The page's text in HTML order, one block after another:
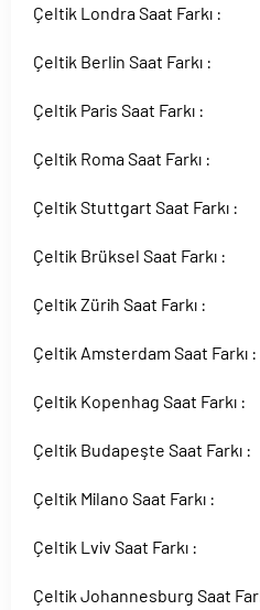
Çeltik Londra Saat Farkı :
Çeltik Berlin Saat Farkı :
Çeltik Paris Saat Farkı :
Çeltik Roma Saat Farkı :
Çeltik Stuttgart Saat Farkı :
Çeltik Brüksel Saat Farkı :
Çeltik Zürih Saat Farkı :
Çeltik Amsterdam Saat Farkı :
Çeltik Kopenhag Saat Farkı :
Çeltik Budapeşte Saat Farkı :
Çeltik Milano Saat Farkı :
Çeltik Lviv Saat Farkı :
Çeltik Johannesburg Saat